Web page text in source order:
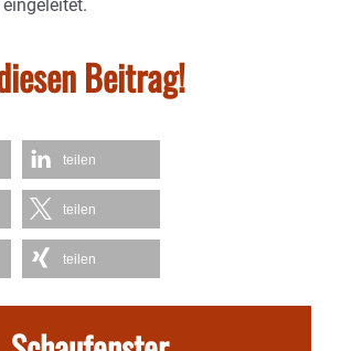
Beitrag!
teilen
teilen
teilen